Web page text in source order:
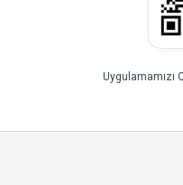
Uygulamamızı